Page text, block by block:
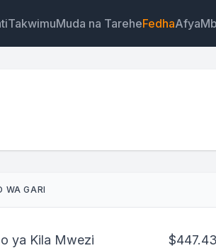
TakwimuMuda na TareheFedhaAfya
WA GARI
ya Kila Mwezi $447.43